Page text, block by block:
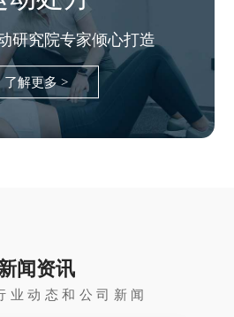
研究院专家倾心打造
了解更多 >
闻资讯
业动态和公司新闻